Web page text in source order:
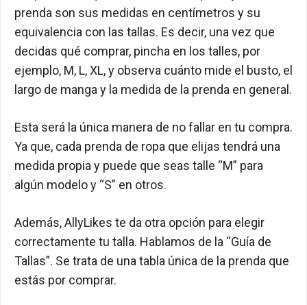
prenda son sus medidas en centímetros y su
equivalencia con las tallas. Es decir, una vez que
decidas qué comprar, pincha en los talles, por
ejemplo, M, L, XL, y observa cuánto mide el busto, el
largo de manga y la medida de la prenda en general.
Esta será la única manera de no fallar en tu compra.
Ya que, cada prenda de ropa que elijas tendrá una
medida propia y puede que seas talle “M” para
algún modelo y “S” en otros.
Además, AllyLikes te da otra opción para elegir
correctamente tu talla. Hablamos de la “Guía de
Tallas”. Se trata de una tabla única de la prenda que
estás por comprar.